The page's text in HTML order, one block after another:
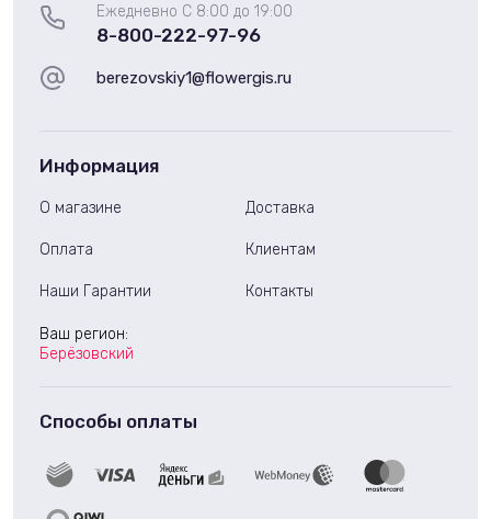
Ежедневно С 8:00 до 19:00
8-800-222-97-96
berezovskiy1@flowergis.ru
Информация
О магазине Доставка
Оплата Клиентам
Наши Гарантии Контакты
Ваш регион:
Берёзовский
Способы оплаты